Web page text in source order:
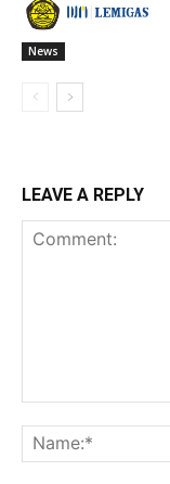
News
LEAVE A REPLY